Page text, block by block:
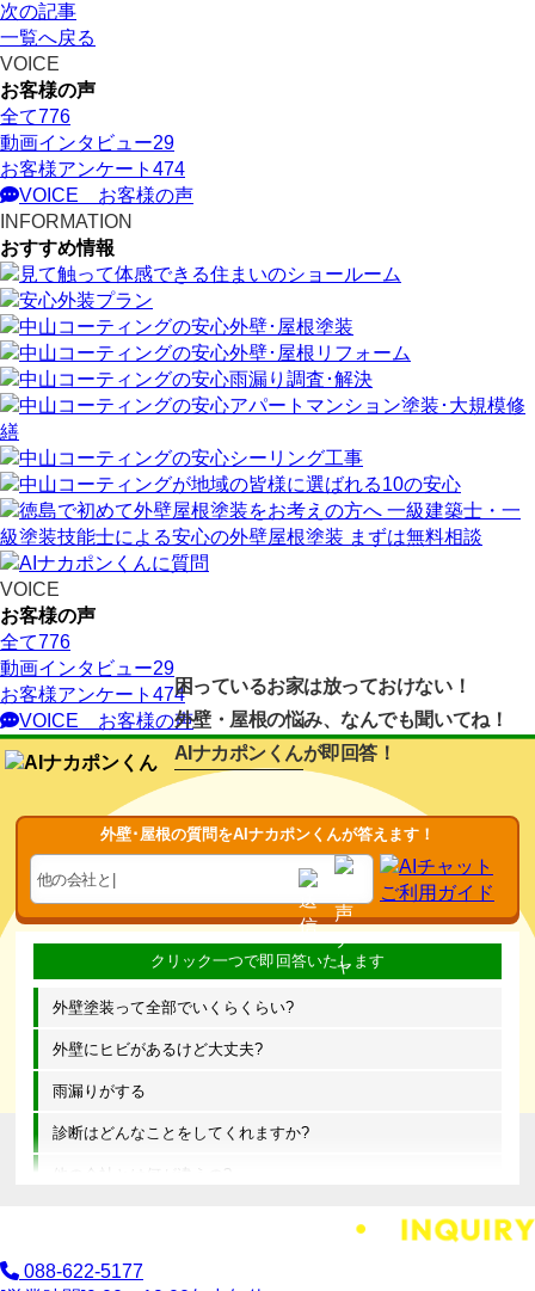
次の記事
一覧へ戻る
VOICE
お客様の声
全て776
動画インタビュー29
お客様アンケート 474
VOICE
お客様の声
INFORMATION
おすすめ情報
VOICE
お客様の声
全て776
動画インタビュー29
お客様アンケート 474
VOICE
お客様の声
困っているお家は放っておけない！
外壁・屋根の悩み、なんでも聞いてね！
AIナカポンくんが即回答！
外壁･屋根の質問をAIナカポンくんが答えます！
外壁塗装って全部でいくらくらい?
外壁にヒビがあるけど大丈夫?
雨漏りがする
診断はどんなことをしてくれますか?
他の会社とは何が違うの?
088-622-5177